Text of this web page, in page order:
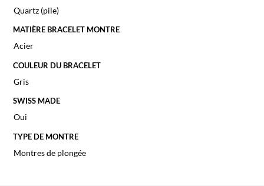
Quartz (pile)
MATIÈRE BRACELET MONTRE
Acier
COULEUR DU BRACELET
Gris
SWISS MADE
Oui
TYPE DE MONTRE
Montres de plongée